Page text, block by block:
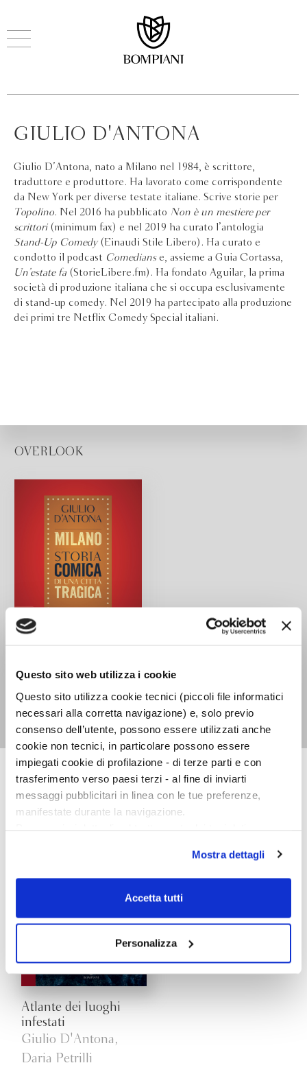
Questo sito web utilizza i cookie
Questo sito utilizza cookie tecnici (piccoli file informatici
necessari alla corretta navigazione) e, solo previo
consenso dell’utente, possono essere utilizzati anche
cookie non tecnici, in particolare possono essere
impiegati cookie di profilazione - di terze parti e con
trasferimento verso paesi terzi - al fine di inviarti
messaggi pubblicitari in linea con le tue preferenze,
manifestate durante la navigazione.
scelte privacy sui cookie, ti invitiamo a prendere visione
dell’informativa cookie.
Chiudendo il banner tramite la “X” prosegui la
dei soli cookie tecnici. Selezionando “Accetta tutti” presti
il tuo consenso alla profilazione che potrai revocare in
ogni momentoRevoca
Mostra dettagli
Accetta tutti
Personalizza
GIULIO D'ANTONA
Giulio D’Antona, nato a Milano nel 1984, è scrittore,
traduttore e produttore. Ha lavorato come corrispondente
da New York per diverse testate italiane. Scrive storie per
Topolino. Nel 2016 ha pubblicato Non è un mestiere per
scrittori(minimum fax) e nel 2019 ha curato l’antologia
Stand-Up Comedy(Einaudi Stile Libero). Ha curato e
condotto il podcast Comedianse, assieme a Guia Cortassa,
Un’estate fa (StorieLibere.fm). Ha fondato Aguilar, la prima
società di produzione italiana che si occupa esclusivamente
di stand-up comedy. Nel 2019 ha partecipato alla produzione
dei primi tre Netflix Comedy Special italiani.
OVERLOOK
Milano. Storia comica
di una città tragica
Giulio D'Antona
ILLUSTRATI
Atlante dei luoghi
infestati
Giulio D'Antona,
Daria Petrilli